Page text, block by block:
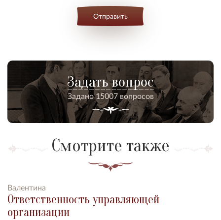
Отправить
Задать вопрос
Задано 15007 вопросов
Смотрите также
Валентина
Ответственность управляющей
организации